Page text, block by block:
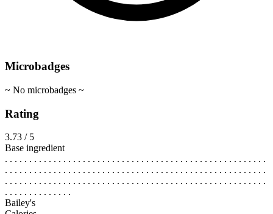
Microbadges
~ No microbadges ~
Rating
3.73 / 5
Base ingredient
. . . . . . . . . . . . . . . . . . . . . . . . . . . . . . . . . . . . . . . . . . . . . . . . . . . . . .
. . . . . . . . . . . . . . . . . . . . . . . . . . . . . . . . . . . . . . . . . . . . . . . . . . . . . .
. . . . . . . . . . . . . . . . . . . . . . . . . . . . . . . . . . . . . . . . . . . . . . . . . . . . . .
. . . . . . . . . . . . . .
Bailey's